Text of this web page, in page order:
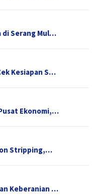
di Serang Mul…
Kesiapan S…
Ekonomi,…
Stripping,…
Keberanian …